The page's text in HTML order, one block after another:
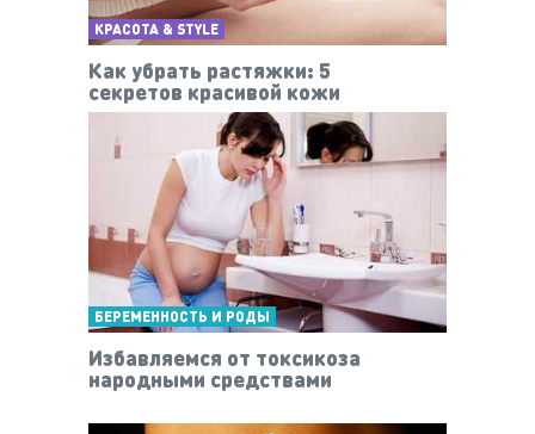
КРАСОТА & STYLE
Как убрать растяжки: 5
секретов красивой кожи
БЕРЕМЕННОСТЬ И РОДЫ
Избавляемся от токсикоза
народными средствами